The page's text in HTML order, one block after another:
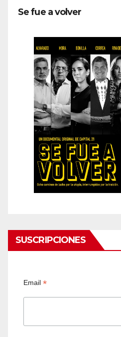
Se fue a volver
SUSCRIPCIONES
Email*